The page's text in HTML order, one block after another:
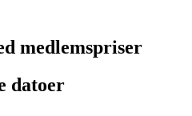
medlemspriser
datoer